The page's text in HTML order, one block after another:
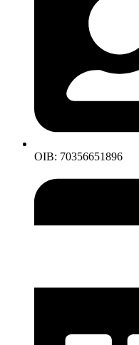
OIB: 70356651896